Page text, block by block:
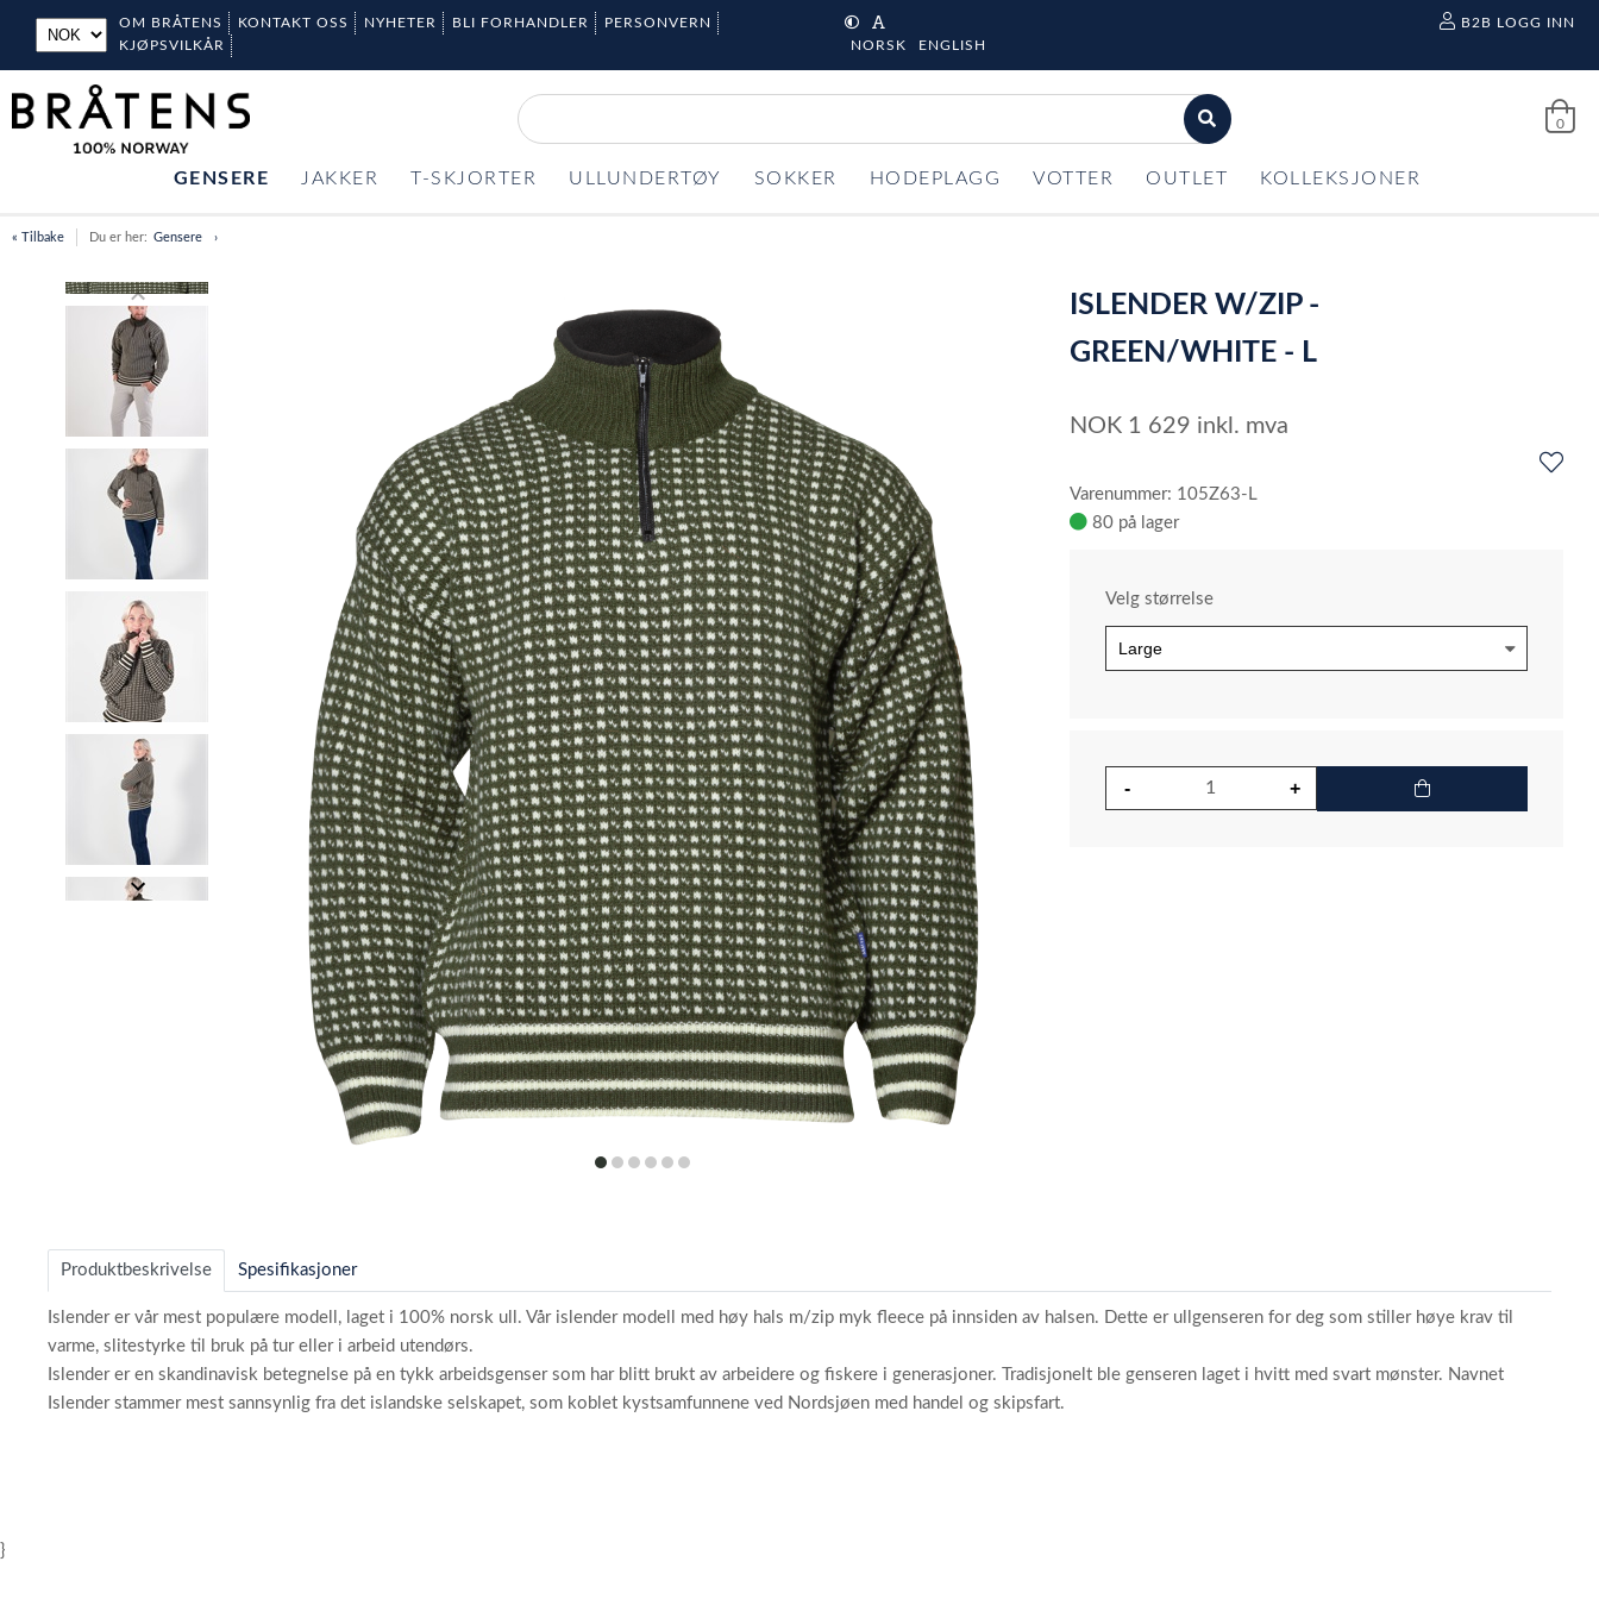
OM BRÅTENS KONTAKT OSS NYHETER BLI FORHANDLER
PERSONVERN
KJØPSVILKÅR
NORSK ENGLISH
B2B LOGG INN
0
GENSERE JAKKER T-SKJORTER ULLUNDERTØY SOKKER HODEPLAGG VOTTER OUTLET KOLLEKSJONER
« Tilbake Du er her: Gensere
itemitemitemitemitemitem
6
ISLENDER W/ZIP -
GREEN/WHITE - L
NOK 1 629 inkl. mva
Varenummer: 105Z63-L
80 på lager
Velg størrelse
Produktbeskrivelse Spesifikasjoner
Islender er vår mest populære modell, laget i 100% norsk ull. Vår islender modell med høy hals m/zip myk fleece på innsiden av halsen. Dette er ullgenseren for deg som stiller høye krav til
varme, slitestyrke til bruk på tur eller i arbeid utendørs.
Islender er en skandinavisk betegnelse på en tykk arbeidsgenser som har blitt brukt av arbeidere og fiskere i generasjoner. Tradisjonelt ble genseren laget i hvitt med svart mønster. Navnet
Islender stammer mest sannsynlig fra det islandske selskapet, som koblet kystsamfunnene ved Nordsjøen med handel og skipsfart.
}